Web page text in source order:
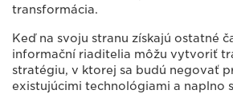
transformácia.
Keď na svoju stranu získajú ostatné
informační riaditelia môžu vytvoriť
stratégiu, v ktorej sa budú negovať
existujúcimi technológiami a naplno